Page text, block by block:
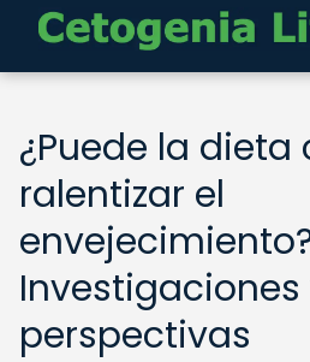
¿Puede la
ralentizar el
Investigaciones
perspectivas